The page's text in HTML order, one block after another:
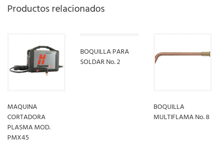
Productos relacionados
MAQUINA
CORTADORA
PLASMA MOD.
PMX45
BOQUILLA PARA
SOLDAR No. 2
BOQUILLA
MULTIFLAMA No. 8